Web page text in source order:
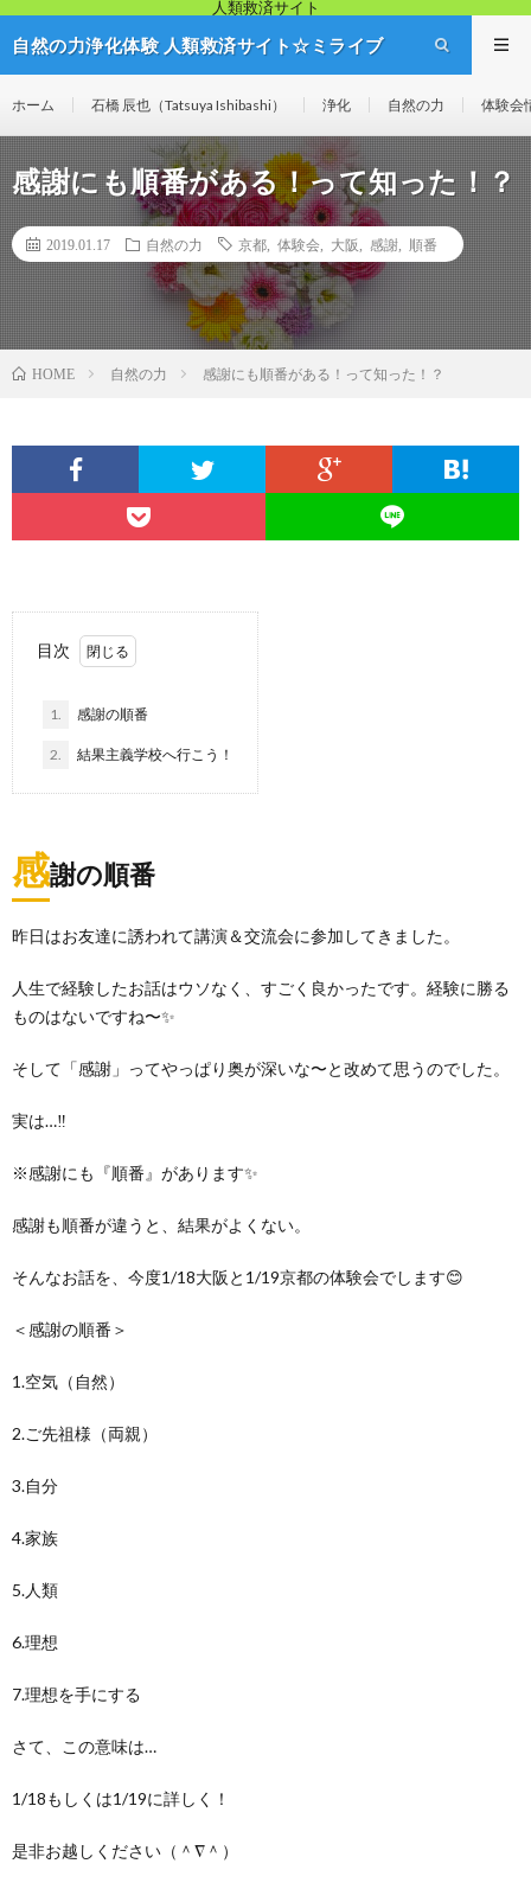
人類救済サイト
自然の力浄化体験 人類救済サイト☆ミライブ
ホーム 石橋 辰也（Tatsuya Ishibashi） 浄化 自然の力 体験会
感謝にも順番がある！って知った！？
2019.01.17 自然の力 京都 体験会 大阪 感謝 順番
HOME 自然の力 感謝にも順番がある！って知った！？
目次
1. 感謝の順番
2. 結果主義学校へ行こう！
感謝の順番
昨日はお友達に誘われて講演＆交流会に参加してきました。
人生で経験したお話はウソなく、すごく良かったです。経験に勝る
ものはないですね〜✨
そして「感謝」ってやっぱり奥が深いな〜と改めて思うのでした。
実は…‼️
※感謝にも『順番』があります✨
感謝も順番が違うと、結果がよくない。
そんなお話を、今度1/18大阪と1/19京都の体験会でします😊
＜感謝の順番＞
1.空気（自然）
2.ご先祖様（両親）
3.自分
4.家族
5.人類
6.理想
7.理想を手にする
さて、この意味は…
1/18もしくは1/19に詳しく！
是非お越しください（＾∇＾）